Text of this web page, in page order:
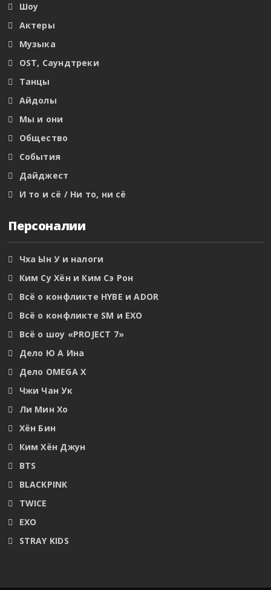
Шоу
Актеры
Музыка
OST, Саундтреки
Танцы
Айдолы
Мы и они
Общество
События
Дайджест
И то и сё / Ни то, ни сё
Персоналии
Чха Ын У и налоги
Ким Су Хён и Ким Сэ Рон
Всё о конфликте HYBE и ADOR
Всё о конфликте SM и EXO
Всё о шоу «PROJECT 7»
Дело Ю А Ина
Дело OMEGA X
Чжи Чан Ук
Ли Мин Хо
Хён Бин
Ким Хён Джун
BTS
BLACKPINK
TWICE
EXO
STRAY KIDS